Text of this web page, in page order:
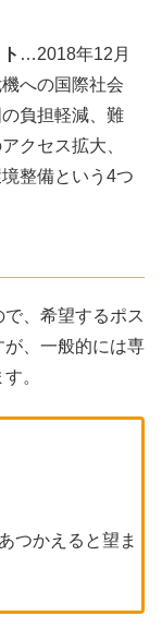
…2018年12月
への国際社会
負担軽減、難
クセス拡大、
整備という4つ
、希望するポス
が、一般的には専
。
つかえると望ま